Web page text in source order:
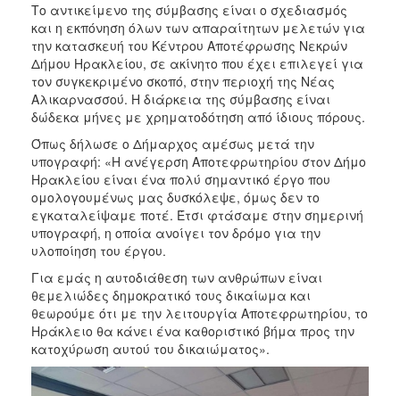
Το αντικείμενο της σύμβασης είναι ο σχεδιασμός
και η εκπόνηση όλων των απαραίτητων μελετών για
την κατασκευή του Κέντρου Αποτέφρωσης Νεκρών
Δήμου Ηρακλείου, σε ακίνητο που έχει επιλεγεί για
τον συγκεκριμένο σκοπό, στην περιοχή της Νέας
Αλικαρνασσού. Η διάρκεια της σύμβασης είναι
δώδεκα μήνες με χρηματοδότηση από ίδιους πόρους.
Όπως δήλωσε ο Δήμαρχος αμέσως μετά την
υπογραφή: «Η ανέγερση Αποτεφρωτηρίου στον Δήμο
Ηρακλείου είναι ένα πολύ σημαντικό έργο που
ομολογουμένως μας δυσκόλεψε, όμως δεν το
εγκαταλείψαμε ποτέ. Έτσι φτάσαμε στην σημερινή
υπογραφή, η οποία ανοίγει τον δρόμο για την
υλοποίηση του έργου.
Για εμάς η αυτοδιάθεση των ανθρώπων είναι
θεμελιώδες δημοκρατικό τους δικαίωμα και
θεωρούμε ότι με την λειτουργία Αποτεφρωτηρίου, το
Ηράκλειο θα κάνει ένα καθοριστικό βήμα προς την
κατοχύρωση αυτού του δικαιώματος».